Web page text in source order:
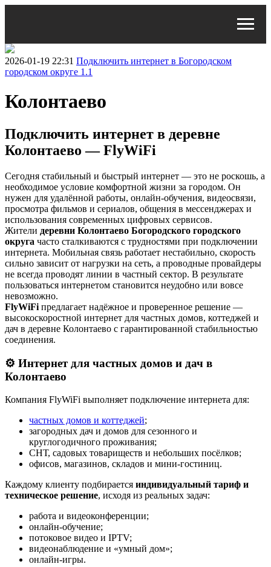
2026-01-19 22:31 Подключить интернет в Богородском
городском округе 1.1
Колонтаево
Подключить интернет в деревне
Колонтаево — FlyWiFi
Сегодня стабильный и быстрый интернет — это не роскошь, а
необходимое условие комфортной жизни за городом. Он
нужен для удалённой работы, онлайн-обучения, видеосвязи,
просмотра фильмов и сериалов, общения в мессенджерах и
использования современных цифровых сервисов.
Жители деревни Колонтаево Богородского городского
округа часто сталкиваются с трудностями при подключении
интернета. Мобильная связь работает нестабильно, скорость
сильно зависит от нагрузки на сеть, а проводные провайдеры
не всегда проводят линии в частный сектор. В результате
пользоваться интернетом становится неудобно или вовсе
невозможно.
FlyWiFi предлагает надёжное и проверенное решение —
высокоскоростной интернет для частных домов, коттеджей и
дач в деревне Колонтаево с гарантированной стабильностью
соединения.
⚙️ Интернет для частных домов и дач в
Колонтаево
Компания FlyWiFi выполняет подключение интернета для:
частных домов и коттеджей;
загородных дач и домов для сезонного и
круглогодичного проживания;
СНТ, садовых товариществ и небольших посёлков;
офисов, магазинов, складов и мини-гостиниц.
Каждому клиенту подбирается индивидуальный тариф и
техническое решение, исходя из реальных задач:
работа и видеоконференции;
онлайн-обучение;
потоковое видео и IPTV;
видеонаблюдение и «умный дом»;
онлайн-игры.